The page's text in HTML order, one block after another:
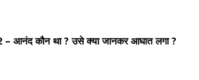
– आनंद कौन था ? उसे क्या जानकर आघात लगा ?